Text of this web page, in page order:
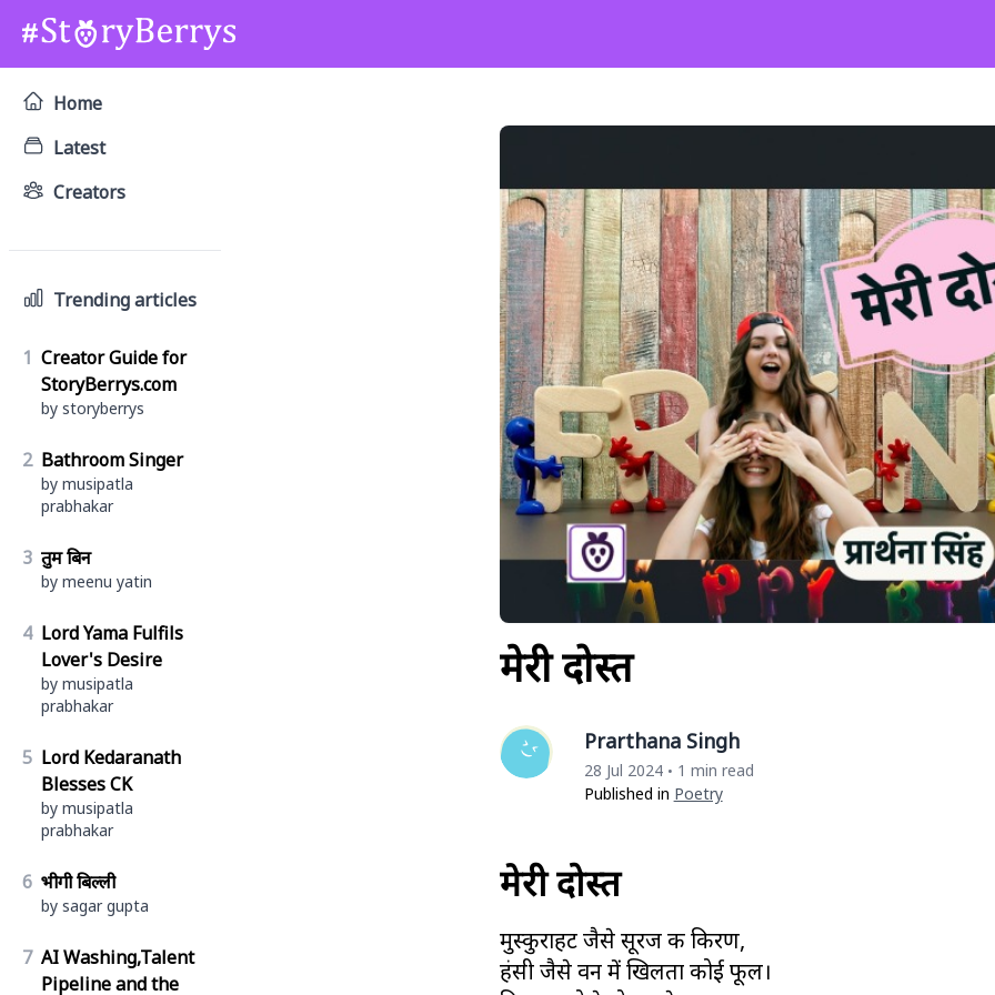
Home
Latest
Creators
Trending articles
1 Creator Guide for
StoryBerrys.com
by storyberrys
2 Bathroom Singer
by musipatla
prabhakar
3 तुम बिन
by meenu yatin
4 Lord Yama Fulfils
Lover's Desire
by musipatla
prabhakar
5 Lord Kedaranath
Blesses CK
by musipatla
prabhakar
6 भीगी बिल्ली
by sagar gupta
7 AI Washing,Talent
Pipeline and the
मेरी दोस्त
Prarthana Singh
28 Jul 2024 • 1 min read
Published in Poetry
मेरी दोस्त
मुस्कुराहट जैसे सूरज की किरण,
हंसी जैसे वन में खिलता कोई फूल।